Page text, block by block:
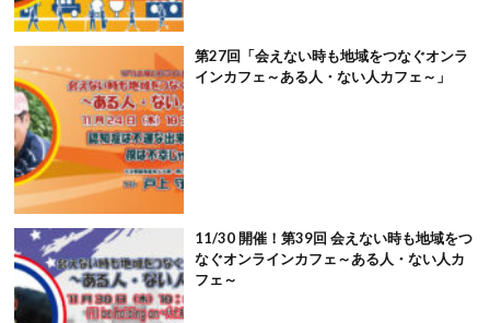
第27回「会えない時も地域をつなぐオンラ
インカフェ～ある人・ない人カフェ～」
11/30 開催！第39回 会えない時も地域をつ
なぐオンラインカフェ～ある人・ない人カ
フェ～